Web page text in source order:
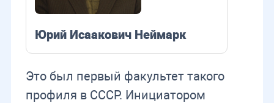
Юрий Исаакович Неймарк
Это был первый факультет такого
профиля в СССР. Инициатором